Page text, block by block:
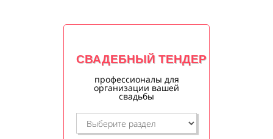
СВАДЕБНЫЙ ТЕНДЕР
профессионалы для
организации вашей
свадьбы